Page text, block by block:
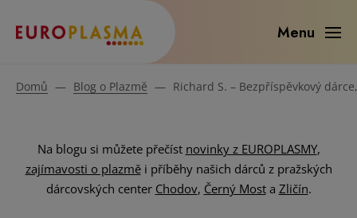
Menu
Domů — Blog o Plazmě — Richard S. – Bezpříspěvkový
Na blogu si můžete přečíst novinky z EUROPLASMY,
zajímavosti o plazměi příběhy našich dárců z pražských
dárcovských center Chodov, Černý Mosta Zličín.